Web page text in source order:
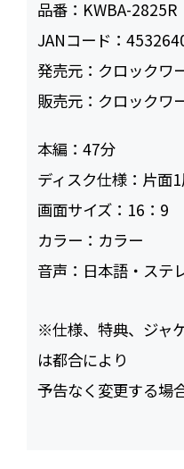
品番： KWBA-2825R
JANコード：
発売元： クロックワ
販売元： クロックワ
本編：47
ディスク仕様： 片面
画面サイズ： 16：9
カラー： カラー
音声： 日本語・ステ
※仕様、特典、ジャ
は都合により
予告なく変更する場